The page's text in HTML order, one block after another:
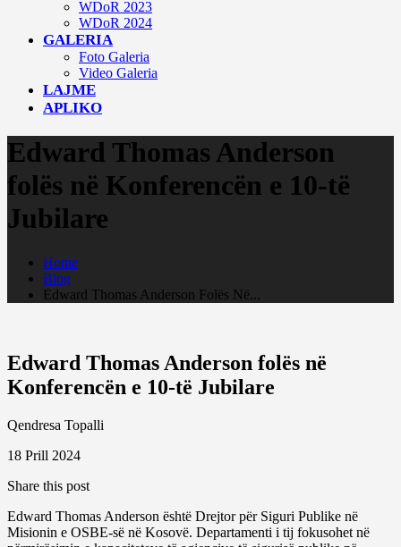
WDoR 2023
WDoR 2024
GALERIA
Foto Galeria
Video Galeria
LAJME
APLIKO
Edward Thomas Anderson
folës në Konferencën e 10-të
Jubilare
Home
Blog
Edward Thomas Anderson Folës Në...
Edward Thomas Anderson folës në
Konferencën e 10-të Jubilare
Qendresa Topalli
18 Prill 2024
Share this post
Edward Thomas Anderson është Drejtor për Siguri Publike në
Misionin e OSBE-së në Kosovë. Departamenti i tij fokusohet në